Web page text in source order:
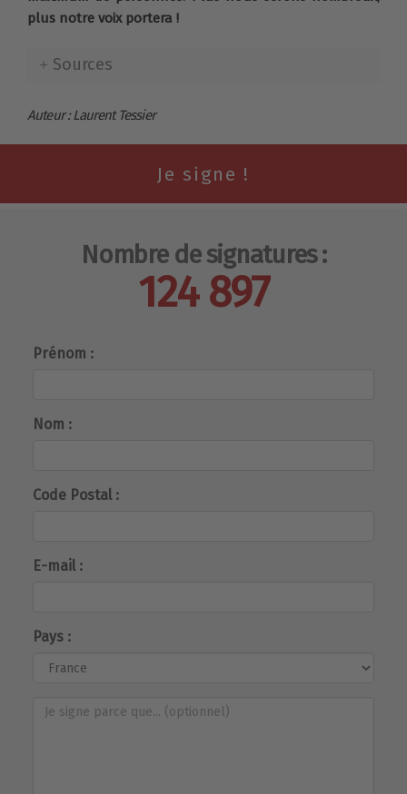
plus notre voix portera !
Sources
Auteur : Laurent Tessier
Nombre de signatures :
124 897
Prénom :
Nom :
Code Postal :
E-mail :
Pays :